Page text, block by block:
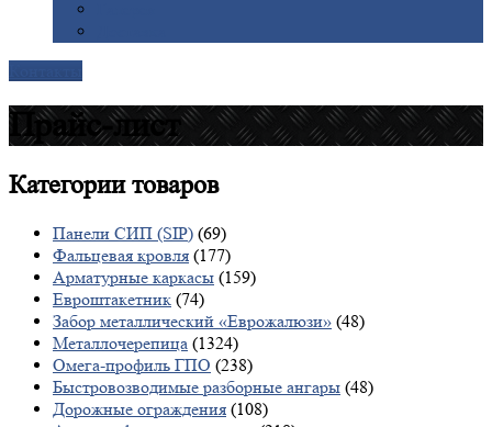
Прайс-лист
Категориитоваров
Панели СИП (SIP) (69)
Фальцевая кровля (177)
Арматурные каркасы (159)
Евроштакетник (74)
Забор металлический «Еврожалюзи» (48)
Металлочерепица (1324)
Омега-профиль ГПО (238)
Быстровозводимые разборные ангары (48)
Дорожные ограждения (108)